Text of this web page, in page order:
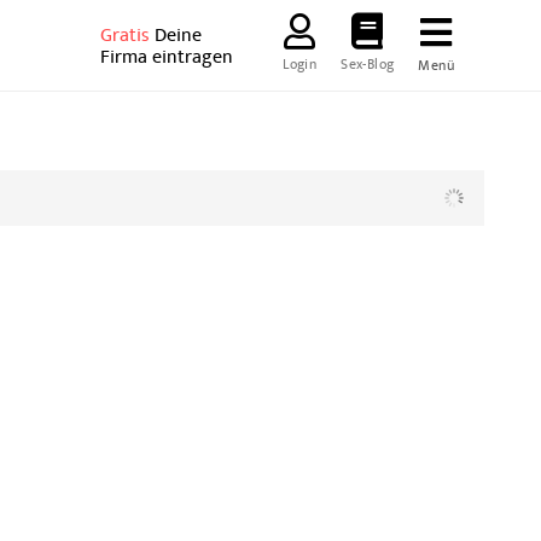
Gratis Deine
Firma eintragen Login Sex-Blog Menü